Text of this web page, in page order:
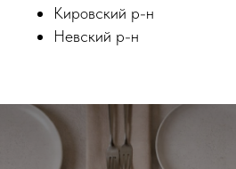
Кировский р-н
Невский р-н